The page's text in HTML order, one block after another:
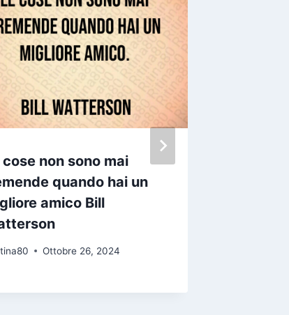
cose non sono mai
quando hai un
amico Bill
Ottobre 26, 2024